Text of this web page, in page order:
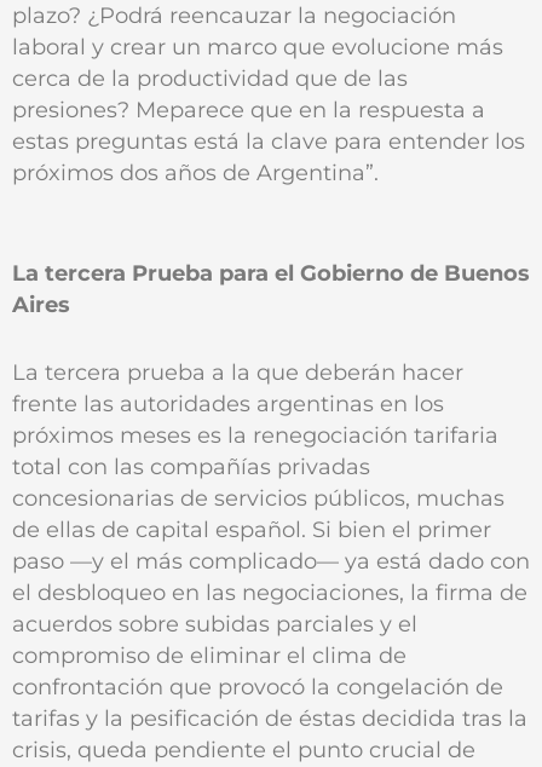
plazo? ¿Podrá reencauzar la negociación
laboral y crear un marco que evolucione más
cerca de la productividad que de las
presiones? Meparece que en la respuesta a
estas preguntas está la clave para entender los
próximos dos años de Argentina”.
La tercera Prueba para el Gobierno de Buenos
Aires
La tercera prueba a la que deberán hacer
frente las autoridades argentinas en los
próximos meses es la renegociación tarifaria
total con las compañías privadas
concesionarias de servicios públicos, muchas
de ellas de capital español. Si bien el primer
paso —y el más complicado— ya está dado con
el desbloqueo en las negociaciones, la firma de
acuerdos sobre subidas parciales y el
compromiso de eliminar el clima de
confrontación que provocó la congelación de
tarifas y la pesificación de éstas decidida tras la
crisis, queda pendiente el punto crucial de